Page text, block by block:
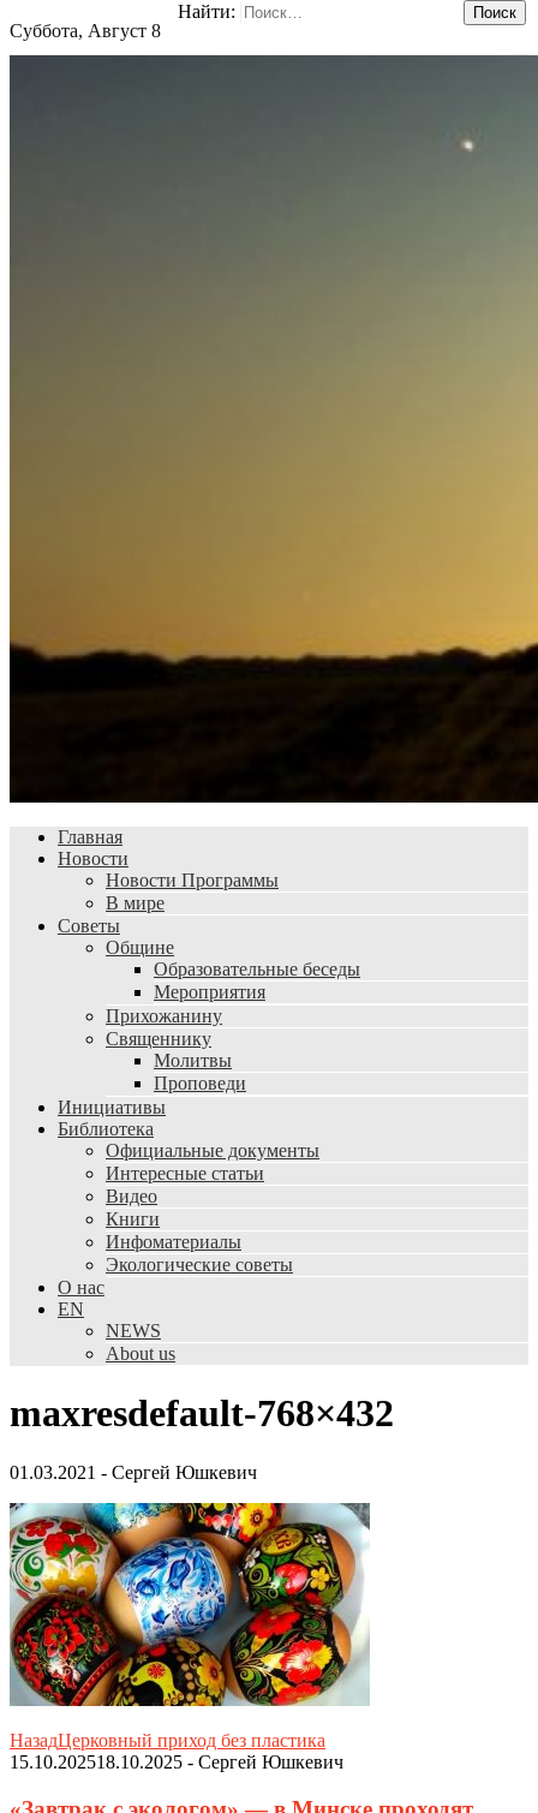
Суббота, Август 8
Найти:
Главная
Новости
Новости Программы
В мире
Советы
Общине
Образовательные беседы
Мероприятия
Прихожанину
Священнику
Молитвы
Проповеди
Инициативы
Библиотека
Официальные документы
Интересные статьи
Видео
Книги
Инфоматериалы
Экологические советы
О нас
EN
NEWS
About us
maxresdefault-768×432
01.03.2021 - Сергей Юшкевич
НазадЦерковный приход без пластика
15.10.202518.10.2025 - Сергей Юшкевич